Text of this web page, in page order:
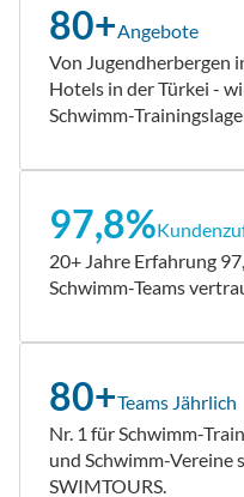
80+Angebote
Von Jugendherbergen
Hotels in der Türkei -
Schwimm-
97,8%
20+ Jahre Erfahrung
Schwimm-Teams
80+Teams Jährlich
Nr. 1 für Schwimm-
und Schwimm-Vereine
SWIMTOURS.